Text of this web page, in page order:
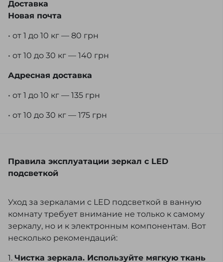
Доставка
Новая почта
• от 1 до 10 кг — 80 грн
• от 10 до 30 кг — 140 грн
Адресная доставка
• от 1 до 10 кг — 135 грн
• от 10 до 30 кг — 175 грн
Правила эксплуатации зеркал с LED
подсветкой
Уход за зеркалами с LED подсветкой в ванную
комнату требует внимание не только к самому
зеркалу, но и к электронным компонентам. Вот
несколько рекомендаций:
1. Чистка зеркала. Используйте мягкую ткань